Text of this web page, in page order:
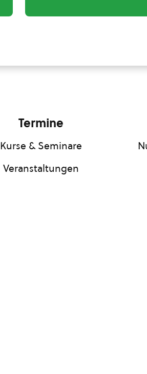
Termine
Kurse & Seminare
Veranstaltungen